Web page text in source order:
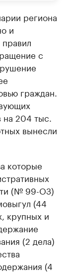
региона
и
с
граждан.
на 204 тыс.
вынесли
которые
(№ 99-ОЗ)
(44
крупных и
(2 дела)
(4